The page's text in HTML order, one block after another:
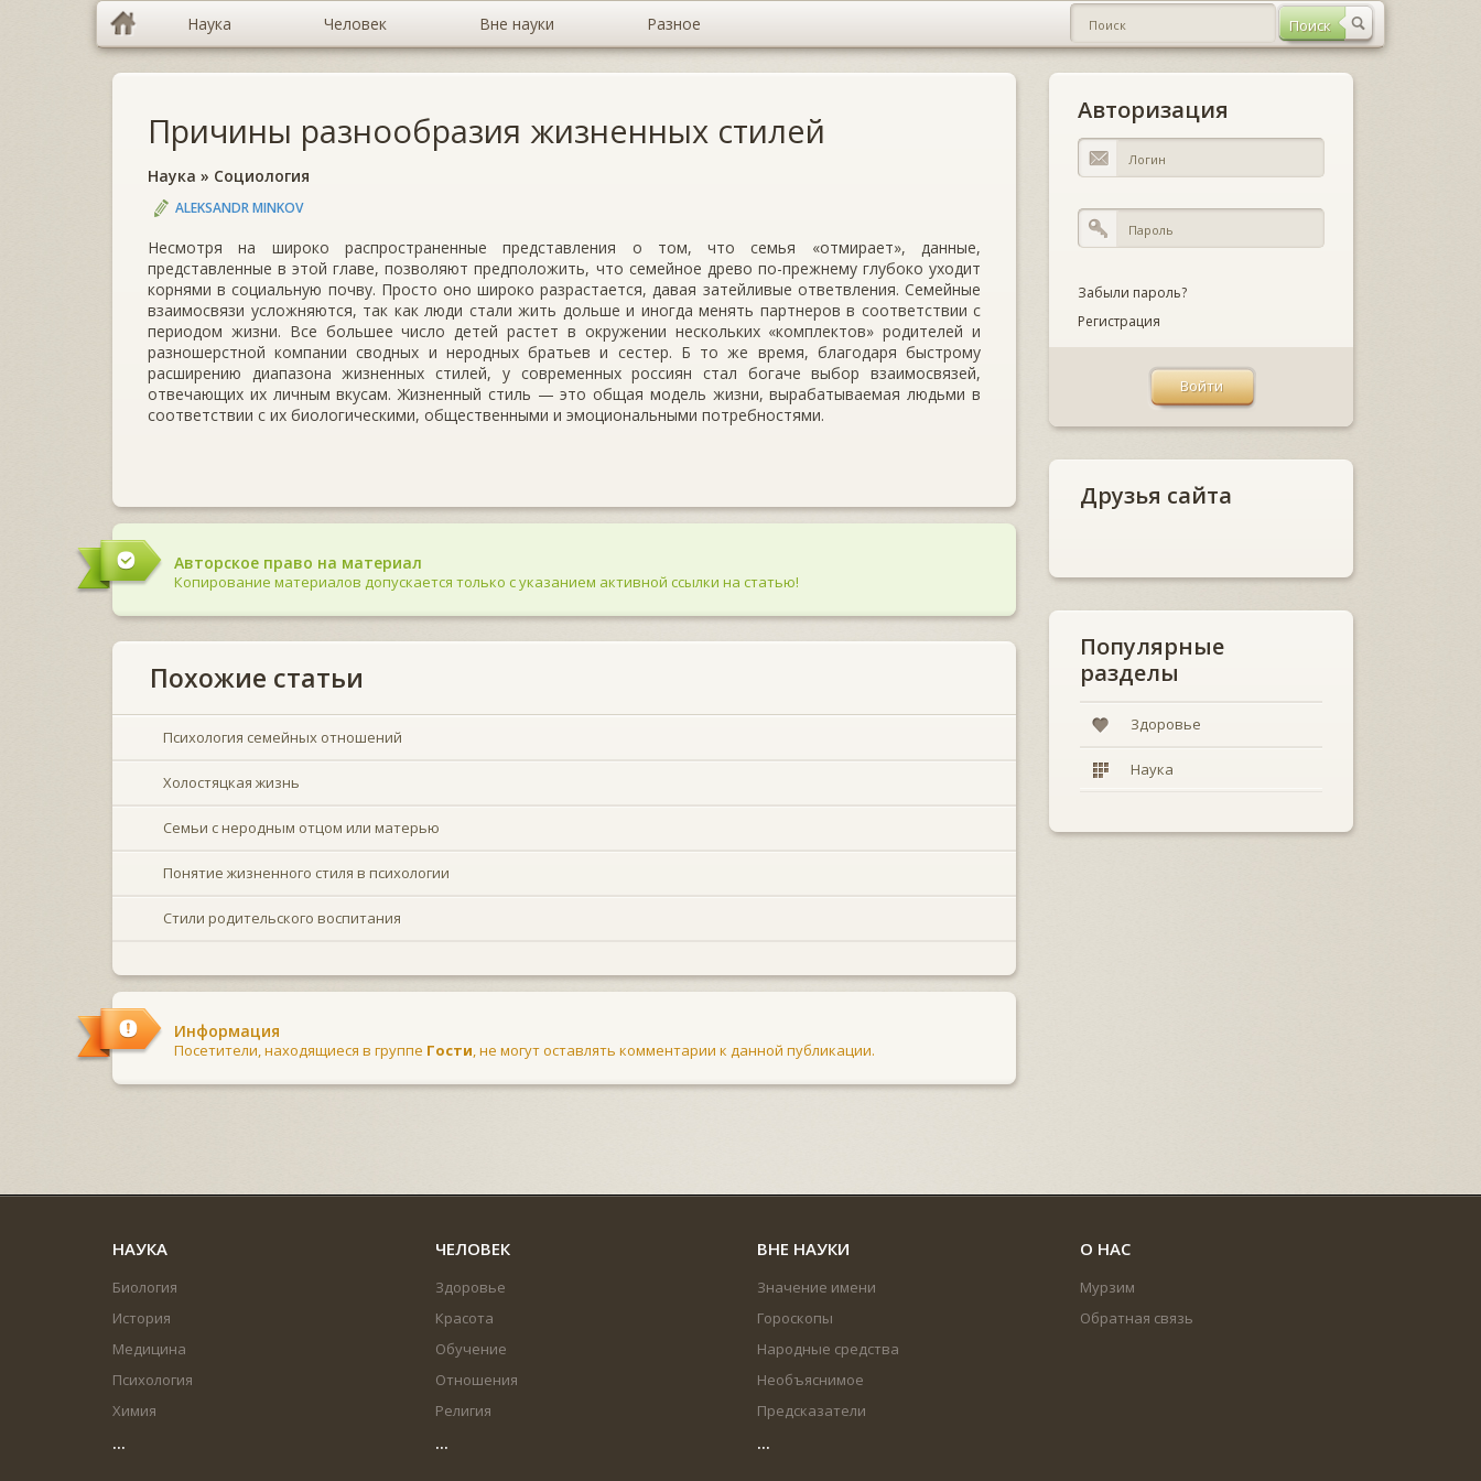
Наука Человек Вне науки Разное
Причины разнообразия жизненных стилей
Наука » Социология
ALEKSANDR MINKOV
Несмотря на широко распространенные представления о том, что семья «отмирает», данные,
представленные в этой главе, позволяют предположить, что семейное древо по-прежнему глу­боко уходит
корнями в социальную почву. Просто оно широко разрастается, давая затейливые ответвления. Семейные
взаимо­связи усложняются, так как люди стали жить дольше и иногда менять партнеров в соответствии с
периодом жизни. Все большее число детей растет в окружении нескольких «комплектов» роди­телей и
разношерстной компании сводных и неродных братьев и сестер. Б то же время, благодаря быстрому
расширению диапа­зона жизненных стилей, у современных россиян стал богаче выбор взаимосвязей,
отвечающих их личным вкусам. Жизненный стиль — это общая модель жизни, вырабатываемая людьми в
соответствии с их биологическими, общественными и эмоцио­нальными потребностями.
Авторское право на материал
Копирование материалов допускается только с указанием активной ссылки на статью!
Похожие статьи
Психология семейных отношений
Холостяцкая жизнь
Семьи с неродным отцом или матерью
Понятие жизненного стиля в психологии
Стили родительского воспитания
Информация
Посетители, находящиеся в группе Гости, не могут оставлять комментарии к данной публикации.
Авторизация
Забыли пароль?
Регистрация
Друзья сайта
Популярные
разделы
Здоровье
Наука
НАУКА
Биология
История
Медицина
Психология
Химия
...
ЧЕЛОВЕК
Здоровье
Красота
Обучение
Отношения
Религия
...
ВНЕ НАУКИ
Значение имени
Гороскопы
Народные средства
Необъяснимое
Предсказатели
...
О НАС
Мурзим
Обратная связь